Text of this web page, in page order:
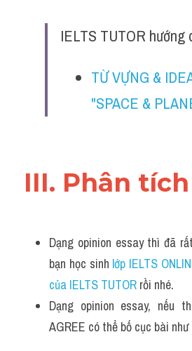
Advice
Writing
Business
IELTS TUTOR hướng
TỪ VỰNG &
"SPACE &
III. Phân tích
Dạng opinion essay thì đã
bạn học sinh lớp IELTS
của IELTS TUTOR rồi nhé.
Dạng opinion essay, nếu
AGREE có thể bố cục bài như